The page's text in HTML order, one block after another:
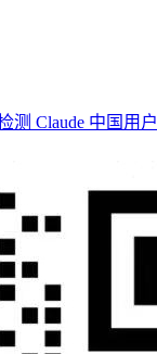
测 Claude 中国用户